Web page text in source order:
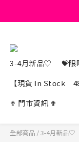
3-4月新品♡ 💝限
【現貨 In Stock｜
✟ 門市資訊 ✟
全部商品 /3-4月新品♡